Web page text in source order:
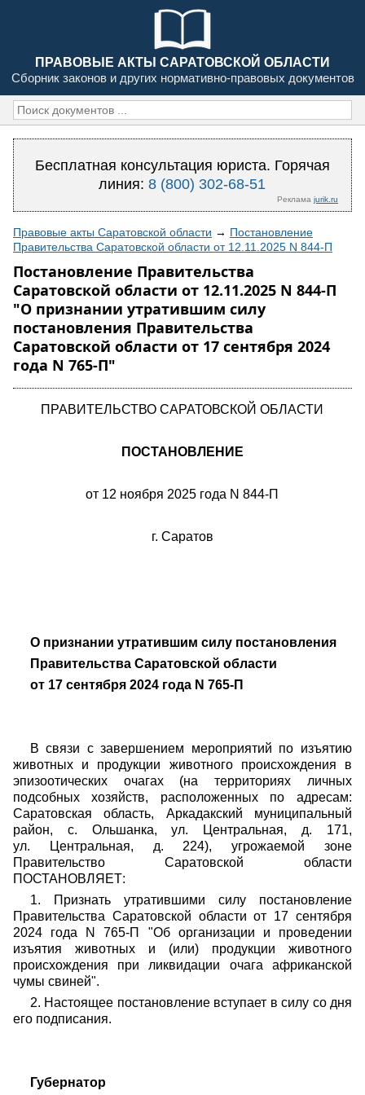
ПРАВОВЫЕ АКТЫ САРАТОВСКОЙ ОБЛАСТИ
Сборник законов и других нормативно-правовых документов
Бесплатная консультация юриста. Горячая
линия:8 (800) 302-68-51
Реклама jurik.ru
Правовые акты Саратовской области → Постановление
Правительства Саратовской области от 12.11.2025 N 844-П
Постановление Правительства
Саратовской области от 12.11.2025 N 844-П
"О признании утратившим силу
постановления Правительства
Саратовской области от 17 сентября 2024
года N 765-П"
ПРАВИТЕЛЬСТВО САРАТОВСКОЙ ОБЛАСТИ
ПОСТАНОВЛЕНИЕ
от 12 ноября 2025 года N 844-П
г. Саратов
О признании утратившим силу постановления
Правительства Саратовской области
от 17 сентября 2024 года N 765-П
В связи с завершением мероприятий по изъятию
животных и продукции животного происхождения в
эпизоотических очагах (на территориях личных
подсобных хозяйств, расположенных по адресам:
Саратовская область, Аркадакский муниципальный
район, с. Ольшанка, ул. Центральная, д. 171,
ул. Центральная, д. 224), угрожаемой зоне
Правительство Саратовской области
ПОСТАНОВЛЯЕТ:
1. Признать утратившими силу постановление
Правительства Саратовской области от 17 сентября
2024 года N 765-П "Об организации и проведении
изъятия животных и (или) продукции животного
происхождения при ликвидации очага африканской
чумы свиней".
2. Настоящее постановление вступает в силу со дня
его подписания.
Губернатор